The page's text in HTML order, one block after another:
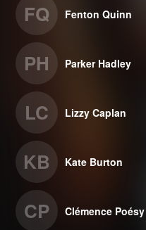
FQ Fenton Quinn
PH Parker Hadley
LC Lizzy Caplan
KB Kate Burton
CP Clémence Poésy